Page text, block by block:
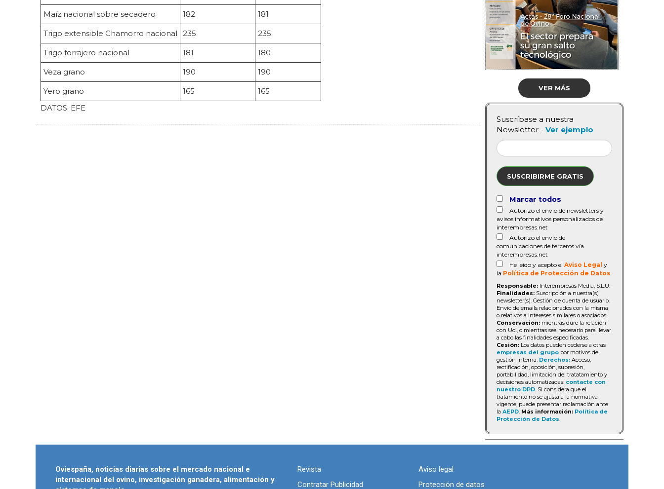
Maíz nacional sobre secadero 182 181
Trigo extensible Chamorro nacional 235 235
Trigo forrajero nacional 181 180
Veza grano 190 190
Yero grano 165
165
DATOS. EFE
VER MÁS
Suscríbase a nuestra
Newsletter - Ver ejemplo
SUSCRIBIRME GRATIS
Marcar todos
Autorizo el envío de newsletters y
avisos informativos personalizados de
interempresas.net
Autorizo el envío de
comunicaciones de terceros vía
interempresas.net
He leído y acepto el Aviso Legal y
la Política de Protección de Datos
Responsable: Interempresas Media, S.L.U.
Finalidades: Suscripción a nuestra(s)
newsletter(s). Gestión de cuenta de usuario.
Envío de emails relacionados con la misma
o relativos a intereses similares o asociados.
Conservación: mientras dure la relación
con Ud., o mientras sea necesario para llevar
a cabo las finalidades especificadas.
Cesión: Los datos pueden cederse a otras
empresas del grupo por motivos de
gestión interna. Derechos: Acceso,
rectificación, oposición, supresión,
portabilidad, limitación del tratatamiento y
decisiones automatizadas: contacte con
nuestro DPD. Si considera que el
tratamiento no se ajusta a la normativa
vigente, puede presentar reclamación ante
la AEPD. Más información: Política de
Protección de Datos.
Oviespaña, noticias diarias sobre el mercado nacional e
internacional del ovino, investigación ganadera, alimentación y
Revista
Contratar Publicidad
Aviso legal
Protección de datos